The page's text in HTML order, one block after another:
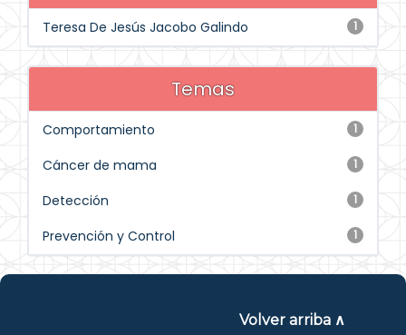
1
Teresa De Jesús Jacobo Galindo
Temas
1
Comportamiento
1
Cáncer de mama
1
Detección
1
Prevención y Control
Volver arriba ∧